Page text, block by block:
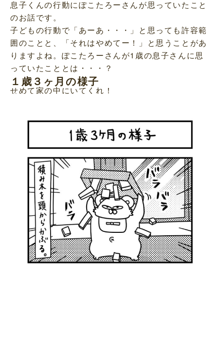
息子くんの行動にぽこたろーさんが思っていたこと
のお話です。
子どもの行動で「あーあ・・・」と思っても許容範
囲のことと、「それはやめてー！」と思うことがあ
りますよね。ぽこたろーさんが1歳の息子さんに思
っていたこととは・・・？
１歳３ヶ月の様子
せめて家の中にいてくれ！